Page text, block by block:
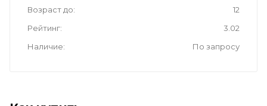
Возраст до
12
Рейтинг
3.02
Наличие
По запросу